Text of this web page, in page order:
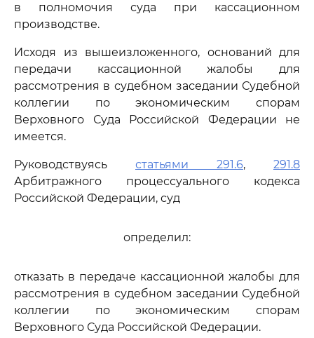
в полномочия суда при кассационном
производстве.
Исходя из вышеизложенного, оснований для
передачи кассационной жалобы для
рассмотрения в судебном заседании Судебной
коллегии по экономическим спорам
Верховного Суда Российской Федерации не
имеется.
Руководствуясь статьями 291.6, 291.8
Арбитражного процессуального кодекса
Российской Федерации, суд
определил:
отказать в передаче кассационной жалобы для
рассмотрения в судебном заседании Судебной
коллегии по экономическим спорам
Верховного Суда Российской Федерации.